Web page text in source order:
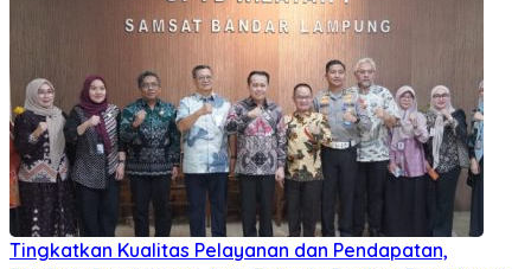
Tingkatkan Kualitas Pelayanan dan Pendapatan,